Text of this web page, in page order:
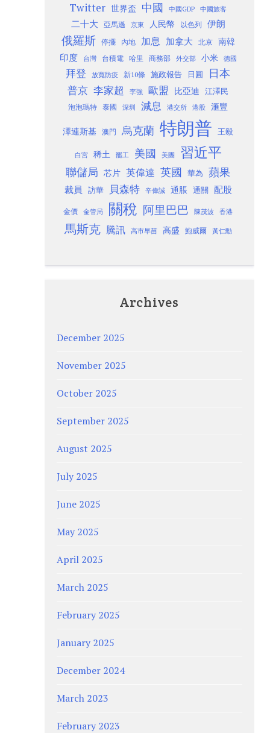
Twitter 世界盃 中國 中國GDP 中國旅客
二十大 亞馬遜 京東 人民幣 以色列 伊朗
俄羅斯 停擺 內地 加息 加拿大 北京
南韓
印度
台灣 台積電 哈里 商務部 外交部 小米 德國
拜登 放寬防疫 新10條 施政報告 日圓 日本
普京 李家超 李強 歐盟 比亞迪 江澤民
泡泡瑪特 泰國 深圳 減息 港交所 港股 滙豐
澤連斯基 澳門 烏克蘭 特朗普 王毅
白宮 稀土 罷工 美國 美團 習近平
聯儲局 芯片 英偉達 英國 華為 蘋果
裁員 訪華 貝森特 辛偉誠 通脹 通關 配股
金價 金管局 關稅 阿里巴巴 陳茂波 香港
馬斯克 騰訊 高市早苗 高盛 鮑威爾 黃仁勳
Archives
December 2025
November 2025
October 2025
September 2025
August 2025
July 2025
June 2025
May 2025
April 2025
March 2025
February 2025
January 2025
December 2024
March 2023
February 2023